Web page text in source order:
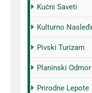
Kućni Saveti
Kulturno
Pivski Turizam
Planinski Odmor
Prirodne Lepote